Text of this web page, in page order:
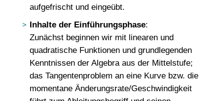
aufgefrischt und eingeübt.
Inhalte der Einführungsphase:
Zunächst beginnen wir mit linearen und
quadratische Funktionen und grundlegenden
Kenntnissen der Algebra aus der Mittelstufe;
das Tangentenproblem an eine Kurve bzw. die
momentane Änderungsrate/Geschwindigkeit